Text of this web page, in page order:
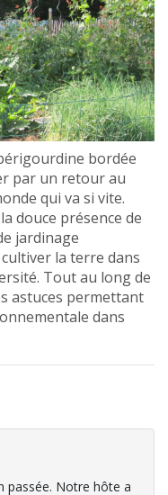
bordée
par un retour au
qui va si vite.
douce présence de
jardinage
la terre dans
Tout au long de
astuces permettant
dans
passée. Notre hôte a